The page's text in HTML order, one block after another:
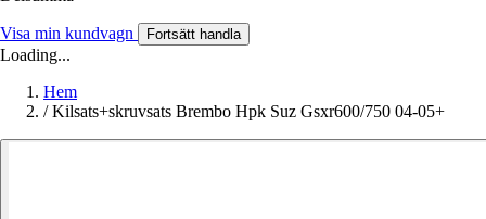
Visa min kundvagn Fortsätt handla
Loading...
Hem
/ Kilsats+skruvsats Brembo Hpk Suz Gsxr600/750 04-05+